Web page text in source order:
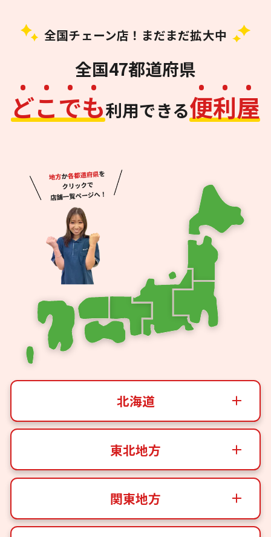
全国チェーン店！まだまだ拡大中
全国47都道府県
どこでも利用できる便利屋
北海道
東北地方
関東地方